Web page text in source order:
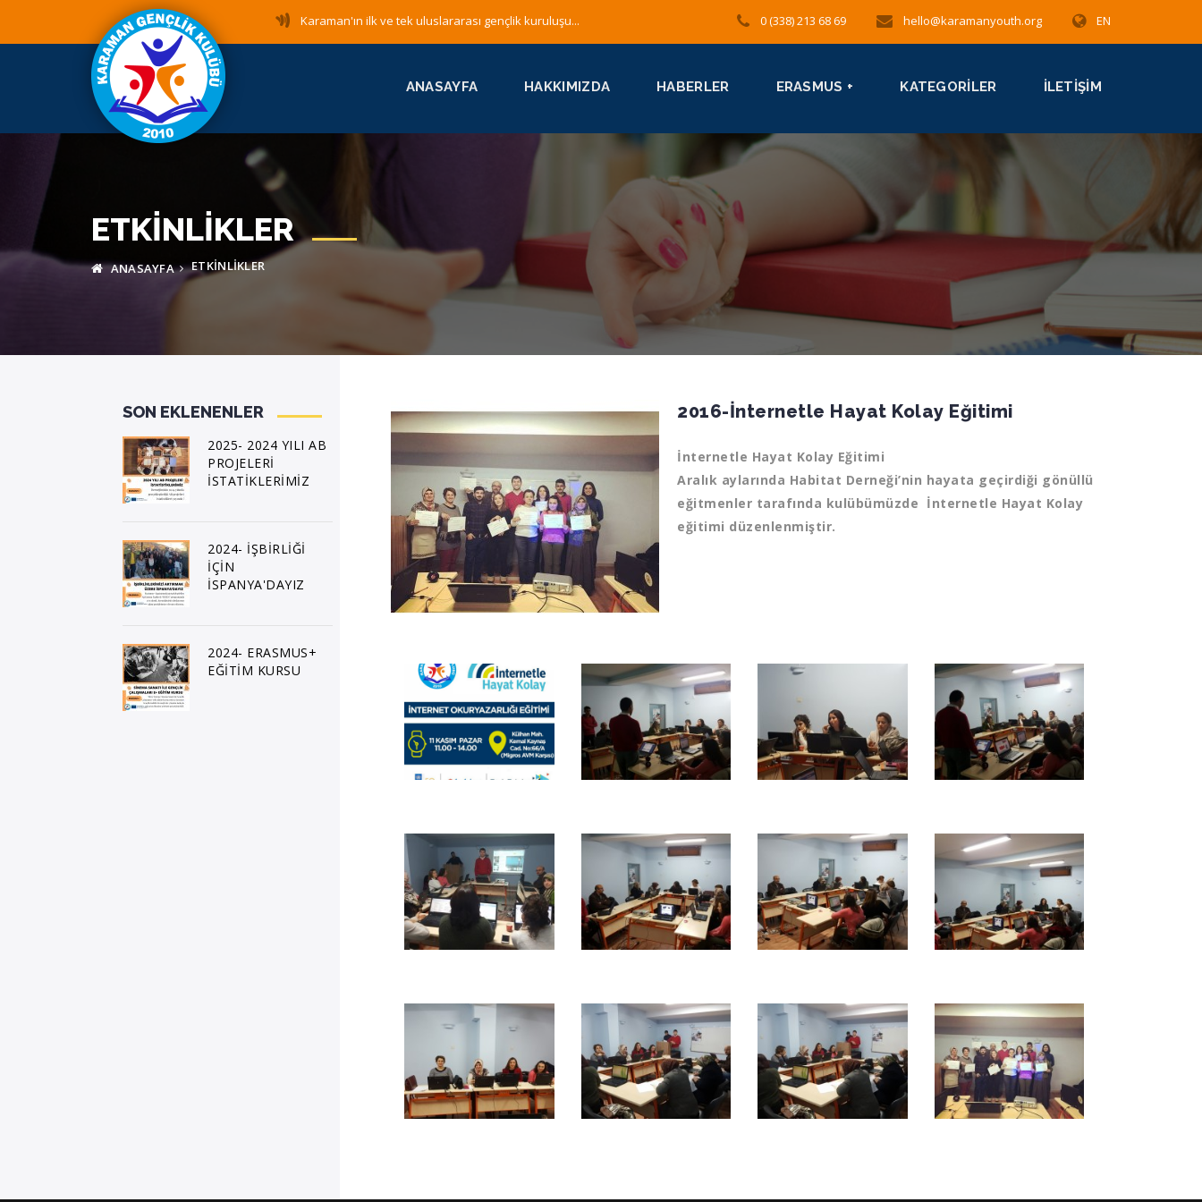
ANASAYFA HAKKIMIZDA HABERLER ERASMUS + KATEGORILER İLETIŞIM
Karaman'ın ilk ve tek uluslararası gençlik kuruluşu... 0 (338) 213 68 69 hello@karamanyouth.org EN
ETKINLIKLER
ANASAYFA ETKINLIKLER
2016-İnternetle Hayat Kolay Eğitimi
İnternetle Hayat Kolay Eğitimi
Aralık aylarında Habitat Derneği’nin hayata geçirdiği gönüllü
eğitmenler tarafında kulübümüzde İnternetle Hayat Kolay
eğitimi düzenlenmiştir.
SON EKLENENLER
2025- 2024 YILI AB
PROJELERİ
İSTATİKLERİMİZ
2024- İŞBİRLİĞİ
İÇİN
İSPANYA'DAYIZ
2024- ERASMUS+
EĞİTİM KURSU